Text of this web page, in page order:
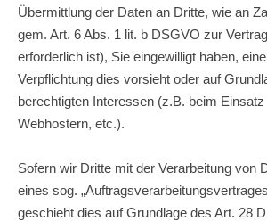
Übermittlung der Daten an Dritte, wie an
gem. Art. 6 Abs. 1 lit. b DSGVO zur
erforderlich ist), Sie eingewilligt haben,
Verpflichtung dies vorsieht oder auf
berechtigten Interessen (z.B. beim
Webhostern, etc.).
Sofern wir Dritte mit der Verarbeitung von
eines sog.
geschieht dies auf Grundlage des Art. 28